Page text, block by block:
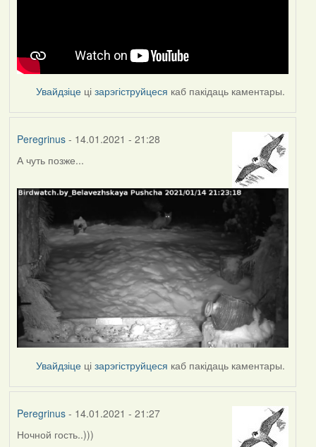
Увайдзіце цізарэгіструйцеся каб пакідаць каментары.
Peregrinus- 14.01.2021 - 21:28
А чуть позже...
Увайдзіце цізарэгіструйцеся каб пакідаць каментары.
Peregrinus- 14.01.2021 - 21:27
Ночной гость..)))